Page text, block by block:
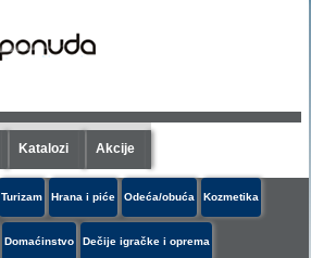
Katalozi Akcije
Turizam Hrana i piće Odeća/obuća Kozmetika
Domaćinstvo Dečije igračke i oprema